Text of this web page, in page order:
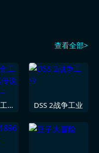
查看全部>
房
～
DSS 2战争工业